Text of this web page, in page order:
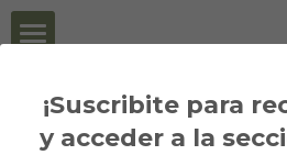
Institucional
CATEGORÍAS DE
Todas las Categorías
¡Suscribite para
y acceder a la